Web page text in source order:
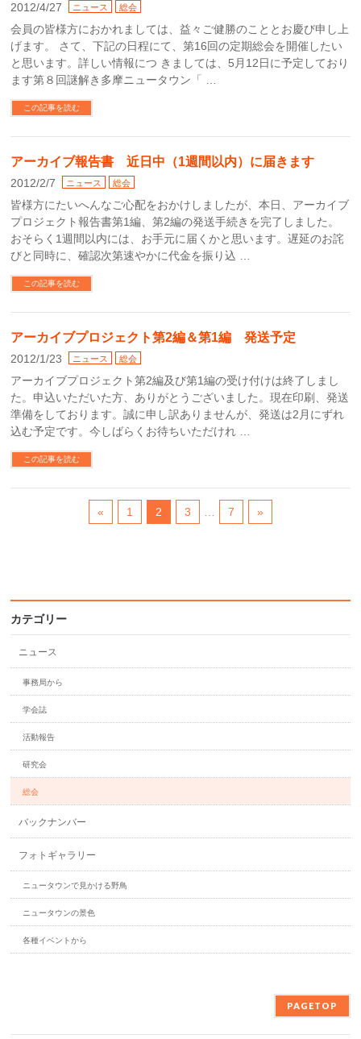
2012/4/27 ニュース 総会
会員の皆様方におかれましては、益々ご健勝のこととお慶び申し上
げます。 さて、下記の日程にて、第16回の定期総会を開催したい
と思います。詳しい情報につ きましては、5月12日に予定しており
ます第８回謎解き多摩ニュータウン「 …
この記事を読む
アーカイブ報告書 近日中（1週間以内）に届きます
2012/2/7 ニュース 総会
皆様方にたいへんなご心配をおかけしましたが、本日、アーカイブ
プロジェクト報告書第1編、第2編の発送手続きを完了しました。
おそらく1週間以内には、お手元に届くかと思います。遅延のお詫
びと同時に、確認次第速やかに代金を振り込 …
この記事を読む
アーカイブプロジェクト第2編＆第1編 発送予定
2012/1/23 ニュース 総会
アーカイブプロジェクト第2編及び第1編の受け付けは終了しまし
た。申込いただいた方、ありがとうございました。現在印刷、発送
準備をしております。誠に申し訳ありませんが、発送は2月にずれ
込む予定です。今しばらくお待ちいただけれ …
この記事を読む
« 1 2 3 7 »
カテゴリー
ニュース
事務局から
学会誌
活動報告
研究会
総会
バックナンバー
フォトギャラリー
ニュータウンで見かける野鳥
ニュータウンの景色
各種イベントから
PAGETOP